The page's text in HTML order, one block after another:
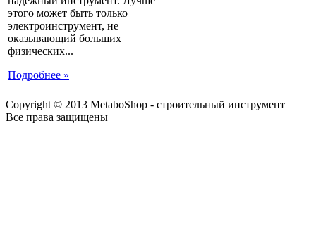
этого может быть только
электроинструмент, не
оказывающий больших
физических...
Подробнее »
Copyright © 2013 MetaboShop - строительный инструмент
Все права защищены